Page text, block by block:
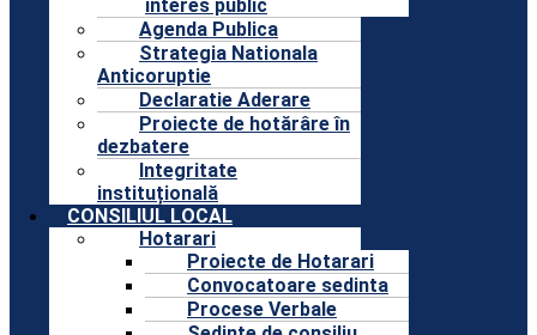
interes public
Agenda Publica
Strategia Nationala
Anticoruptie
Declaratie Aderare
Proiecte de hotărâre în
dezbatere
Integritate
instituțională
CONSILIUL LOCAL
Hotarari
Proiecte de Hotarari
Convocatoare sedinta
Procese Verbale